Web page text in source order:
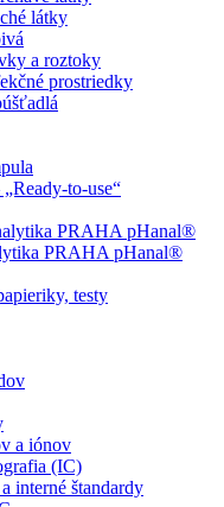
látky
a roztoky
prostriedky
to-use“
PRAHA pHanal®
PRAHA pHanal®
testy
a iónov
(IC)
interné štandardy